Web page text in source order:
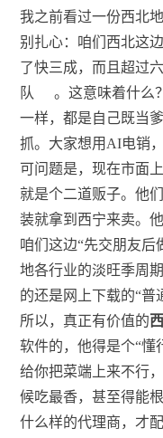
我之前看过一份西北
别扎心：咱们西北这
了快三成，而且超过
队
。这意味着什么
一样，都是自己既当
抓。大家想用AI电销
可问题是，现在市面
就是个二道贩子。他
装就拿到西宁来卖。
咱们这边“先交朋友后
地各行业的淡旺季周
的还是网上下载的“普
所以，真正有价值的
软件的，他得是个“懂
给你把菜端上来不行
候吃最香，甚至得能
什么样的代理商，才